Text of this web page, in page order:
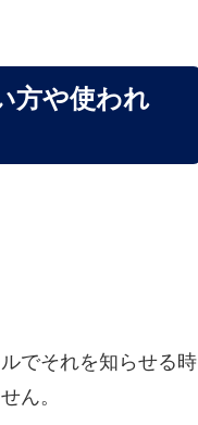
方や使われ
でそれを知らせる時
ん。